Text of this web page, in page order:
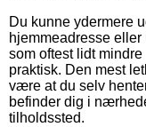
Du kunne ydermere
hjemmeadresse
som oftest lidt
praktisk. Den mest
være at du selv
befinder dig i
tilholdssted.